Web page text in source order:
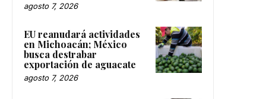
agosto 7, 2026
EU reanudará actividades
en Michoacán; México
busca destrabar
exportación de aguacate
agosto 7, 2026